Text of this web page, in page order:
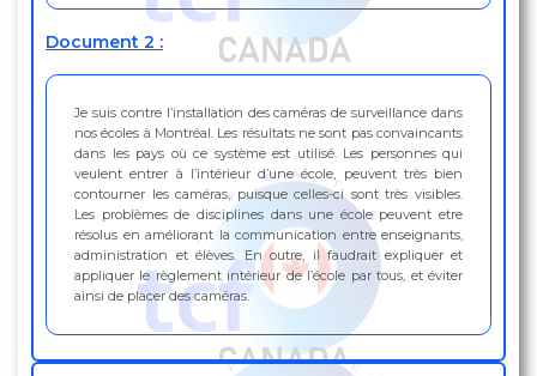
Document 2 :
Je suis contre l’installation des caméras de surveillance dans
nos écoles à Montréal. Les résultats ne sont pas convaincants
dans les pays où ce système est utilisé. Les personnes qui
veulent entrer à l’intérieur d’une école, peuvent très bien
contourner les caméras, puisque celles-ci sont très visibles.
Les problèmes de disciplines dans une école peuvent etre
résolus en améliorant la communication entre enseignants,
administration et élèves. En outre, il faudrait expliquer et
appliquer le règlement intérieur de l’école par tous, et éviter
ainsi de placer des caméras.